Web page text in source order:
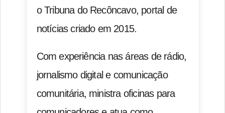
o Tribuna do Recôncavo, portal de
notícias criado em 2015.
Com experiência nas áreas de rádio,
jornalismo digital e comunicação
comunitária, ministra oficinas para